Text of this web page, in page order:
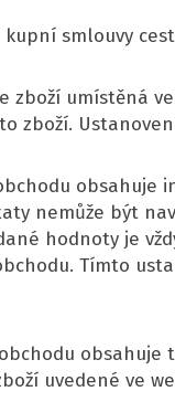
kupní smlouvy
zboží
zboží.
nemůže být
hodnoty je
Tímto
obchodu
uvedené ve